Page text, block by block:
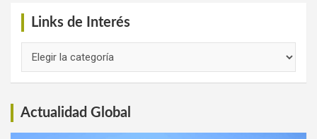
Links de Interés
Actualidad Global